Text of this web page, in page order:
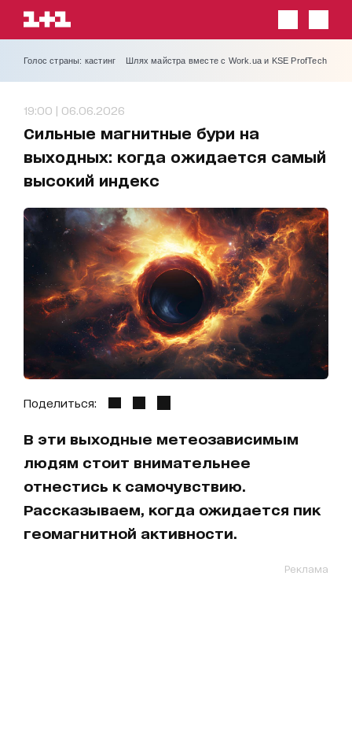
Голос страны: кастинг Шлях майстра вместе с Work.ua и KSE ProfTech
19:00 | 06.06.2026
Сильные магнитные бури на
выходных: когда ожидается самый
высокий индекс
Поделиться:
В эти выходные метеозависимым
людям стоит внимательнее
отнестись к самочувствию.
Рассказываем, когда ожидается пик
геомагнитной активности.
Реклама